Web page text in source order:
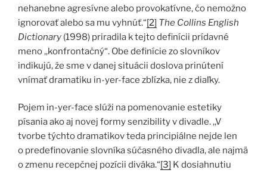
nehanebne agresívne alebo provokatívne, čo nemožno
ignorovať alebo sa mu vyhnúť.“[2] The Collins English
Dictionary (1998) priradila k tejto definícii prídavné
meno ,,konfrontačný“. Obe definície zo slovníkov
indikujú, že sme v danej situácii doslova prinútení
vnímať dramatiku in-yer-face zblízka, nie z diaľky.
Pojem in-yer-face slúži na pomenovanie estetiky
písania ako aj novej formy senzibility v divadle. ,,V
tvorbe týchto dramatikov teda principiálne nejde len
o predefinovanie slovníka súčasného divadla, ale najmä
o zmenu recepčnej pozícii diváka.“[3] K dosiahnutiu